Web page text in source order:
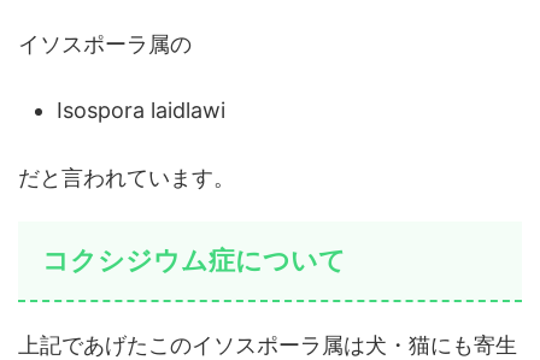
イソスポーラ属の
Isospora laidlawi
だと言われています。
コクシジウム症について
上記であげたこのイソスポーラ属は犬・猫にも寄生